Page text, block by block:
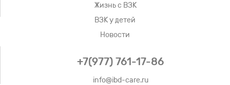
Жизнь с ВЗК
ВЗК у детей
Новости
+7(977) 761-17-86
info@ibd-care.ru